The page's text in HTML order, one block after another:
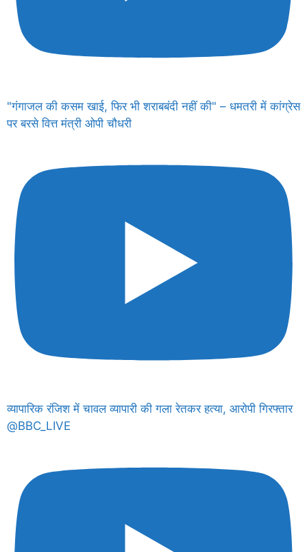
"गंगाजल की कसम खाई, फिर भी शराबबंदी नहीं की" – धमतरी में कांग्रेस
पर बरसे वित्त मंत्री ओपी चौधरी
व्यापारिक रंजिश में चावल व्यापारी की गला रेतकर हत्या, आरोपी गिरफ्तार
@BBC_LIVE